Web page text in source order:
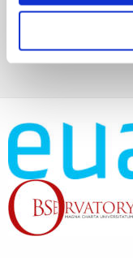
Rachunek bankowy UR
Darowizny